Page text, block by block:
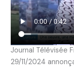
Journal Télévisée
29/11/2024